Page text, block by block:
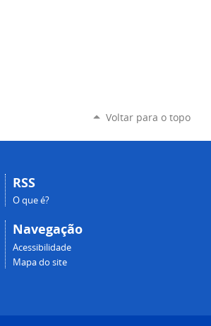
Voltar para o topo
RSS
O que é?
Navegação
Acessibilidade
Mapa do site